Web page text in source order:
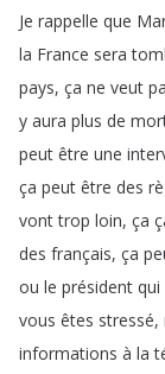
Je rappelle que
la France sera
pays, ça ne veut
y aura plus de
peut être une
ça peut être des
vont trop loin, ça
des français, ça
ou le président qui
vous êtes stressé,
informations à la